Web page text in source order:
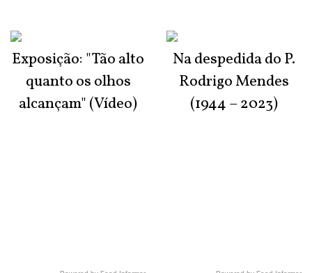
Exposição: "Tão alto
quanto os olhos
alcançam" (Vídeo)
Na despedida do P.
Rodrigo Mendes
(1944 – 2023)